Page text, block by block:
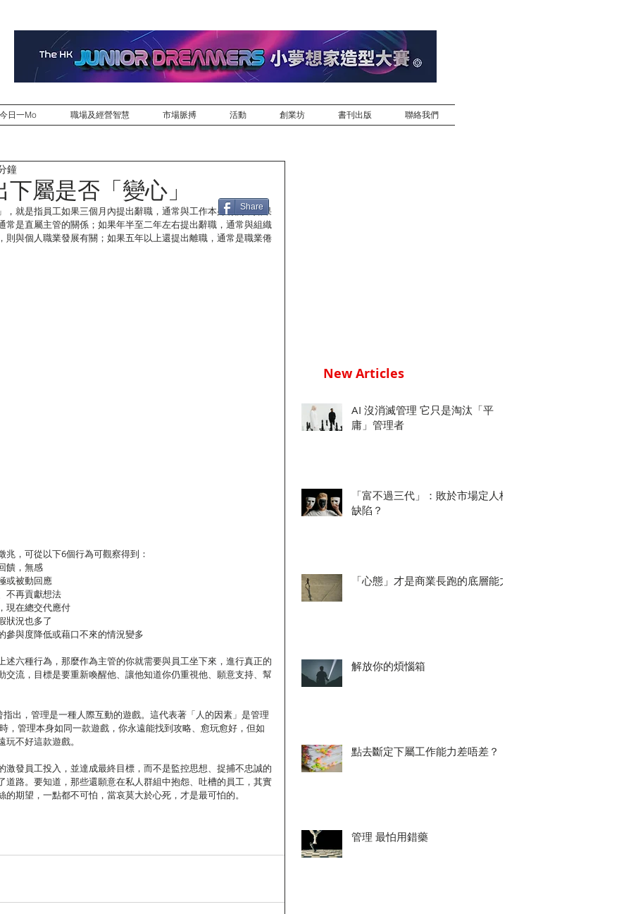
今日一Mo 職場及經營智慧 市場脈搏 活動 創業坊 書刊出版 聯絡我們
屬是否「變心」
鐘
，就是指員工如果三個月內提出辭職，通常與工作本身有關；如果
常是直屬主管的關係；如果年半至二年左右提出辭職，通常與組織
則與個人職業發展有關；如果五年以上還提出離職，通常是職業倦
，可從以下6個行為可觀察得到：
饋，無感
或被動回應
不再貢獻想法
現在總交代應付
狀況也多了
參與度降低或藉口不來的情況變多
述六種行為，那麼作為主管的你就需要與員工坐下來，進行真正的
交流，目標是要重新喚醒他、讓他知道你仍重視他、願意支持、幫
指出，管理是一種人際互動的遊戲。這代表著「人的因素」是管理
，管理本身如同一款遊戲，你永遠能找到攻略、愈玩愈好，但如
不好這款遊戲。
激發員工投入，並達成最終目標，而不是監控思想、捉捕不忠誠的
道路。要知道，那些還願意在私人群組中抱怨、吐槽的員工，其實
期望，一點都不可怕，當哀莫大於心死，才是最可怕的。
Share
New Articles
AI 沒消滅管理 它只是淘汰「平
庸」管理者
「富不過三代」：敗於市場定人格
缺陷？
「心態」才是商業長跑的底層能力
解放你的煩惱箱
點去斷定下屬工作能力差唔差？
管理 最怕用錯藥